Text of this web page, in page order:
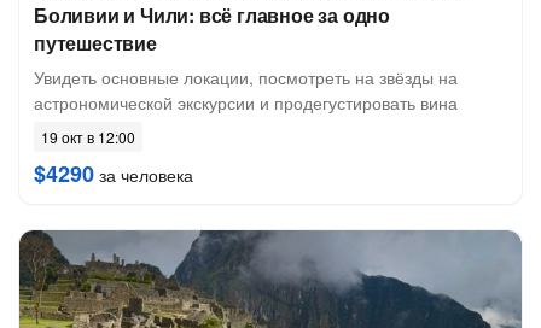
Боливии и Чили: всё главное за одно
путешествие
Увидеть основные локации, посмотреть на звёзды на
астрономической экскурсии и продегустировать вина
19 окт в 12:00
$4290 за человека